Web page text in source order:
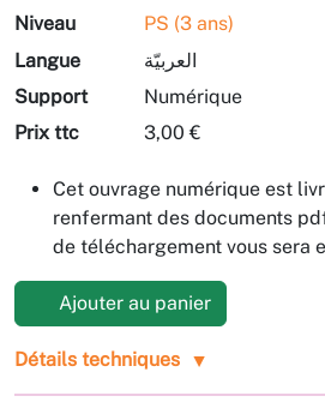
Niveau
PS (3 ans)
Langue
العربيّة
Support
Numérique
Prix ttc
3,00 €
Cet ouvrage numérique est
renfermant des documents
de téléchargement vous sera
Ajouter au panier
Détails techniques